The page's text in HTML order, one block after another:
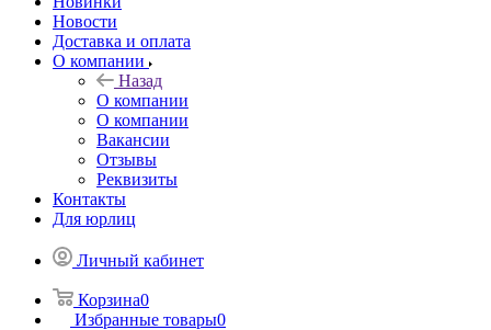
Новости
Доставка и оплата
О компании
Назад
О компании
О компании
Вакансии
Отзывы
Реквизиты
Контакты
Для юрлиц
Личный кабинет
Корзина0
Избранные товары0